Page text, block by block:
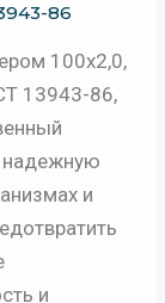
86
100х2,0,
13943-86,
надежную
и
и